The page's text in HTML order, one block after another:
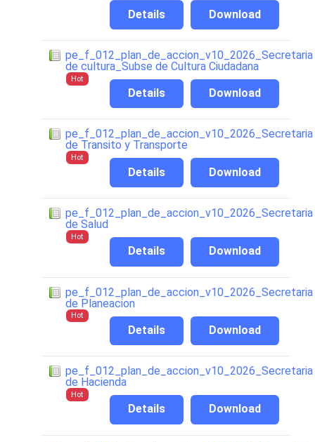
Download
Details
pe_f_012_plan_de_accion_v10_2026_Secretaria
de cultura_Subse de Cultura Ciudadana
Hot
Download
Details
pe_f_012_plan_de_accion_v10_2026_Secretaria
de Transito y Transporte
Hot
Download
Details
pe_f_012_plan_de_accion_v10_2026_Secretaria
de Salud
Hot
Download
Details
pe_f_012_plan_de_accion_v10_2026_Secretaria
de Planeacion
Hot
Download
Details
pe_f_012_plan_de_accion_v10_2026_Secretaria
de Hacienda
Hot
Download
Details